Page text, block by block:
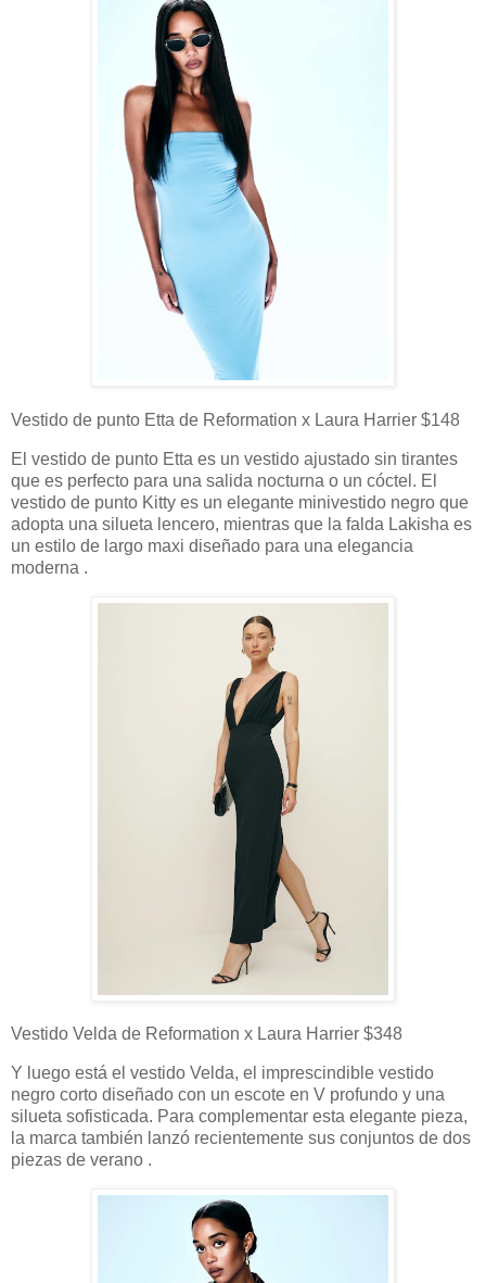
Vestido de punto Etta de Reformation x Laura Harrier $148
El vestido de punto Etta es un vestido ajustado sin tirantes
que es perfecto para una salida nocturna o un cóctel. El
vestido de punto Kitty es un elegante minivestido negro que
adopta una silueta lencero, mientras que la falda Lakisha es
un estilo de largo maxi diseñado para una elegancia
moderna .
Vestido Velda de Reformation x Laura Harrier $348
Y luego está el vestido Velda, el imprescindible vestido
negro corto diseñado con un escote en V profundo y una
silueta sofisticada. Para complementar esta elegante pieza,
la marca también lanzó recientemente sus conjuntos de dos
piezas de verano .